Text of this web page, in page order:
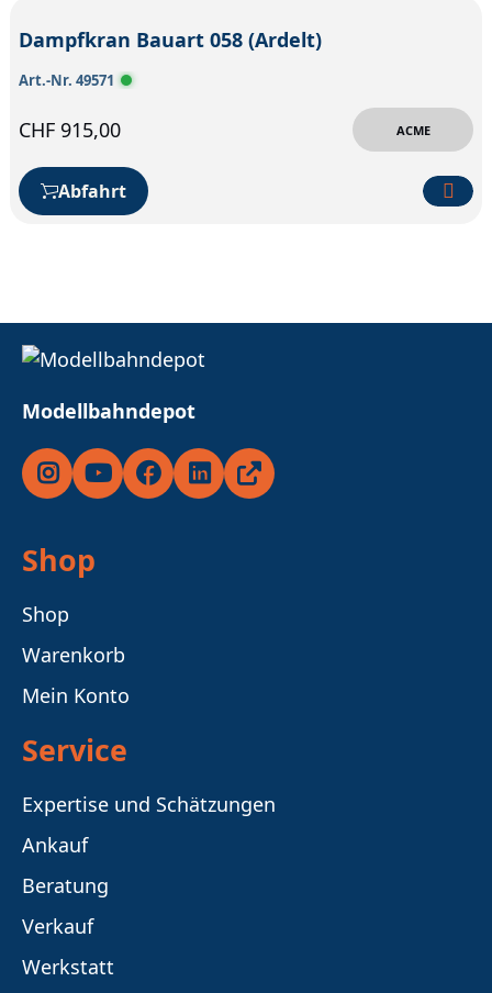
Dampfkran Bauart 058 (Ardelt)
Art.-Nr. 49571
CHF 915,00 ACME
Abfahrt
Modellbahndepot
Instagram
YouTubeFacebookLinkedInRicardo
Shop
Shop
Warenkorb
Mein Konto
Service
Expertise und Schätzungen
Ankauf
Beratung
Verkauf
Werkstatt